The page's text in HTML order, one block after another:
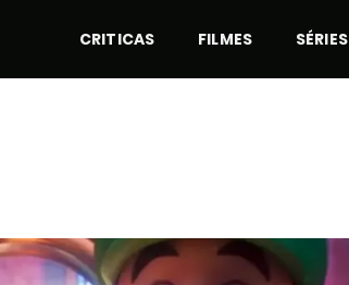
CRITICAS FILMES SÉRIES